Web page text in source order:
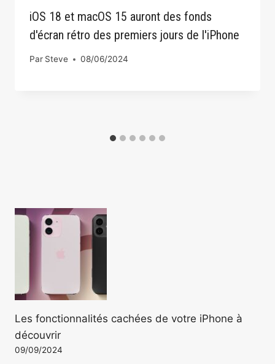
iOS 18 et macOS 15 auront des fonds
d'écran rétro des premiers jours de l'iPhone
Par Steve 08/06/2024
Les fonctionnalités cachées de votre iPhone à
découvrir
09/09/2024